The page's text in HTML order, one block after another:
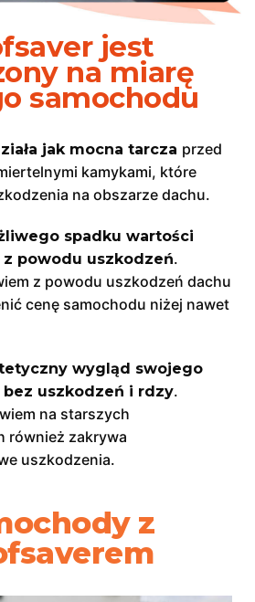
jest
na miarę
samochodu
jak mocna tarcza przed
kamykami, które
na obszarze dachu.
spadku wartości
powodu uszkodzeń.
z powodu uszkodzeń dachu
cenę samochodu niżej nawet
wygląd swojego
bez uszkodzeń i rdzy.
na starszych
również zakrywa
uszkodzenia.
z